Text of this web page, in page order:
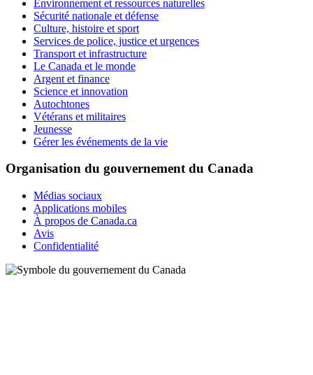
Environnement et ressources naturelles
Sécurité nationale et défense
Culture, histoire et sport
Services de police, justice et urgences
Transport et infrastructure
Le Canada et le monde
Argent et finance
Science et innovation
Autochtones
Vétérans et militaires
Jeunesse
Gérer les événements de la vie
Organisation du gouvernement du Canada
Médias sociaux
Applications mobiles
À propos de Canada.ca
Avis
Confidentialité